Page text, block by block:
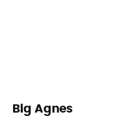
Big Agnes